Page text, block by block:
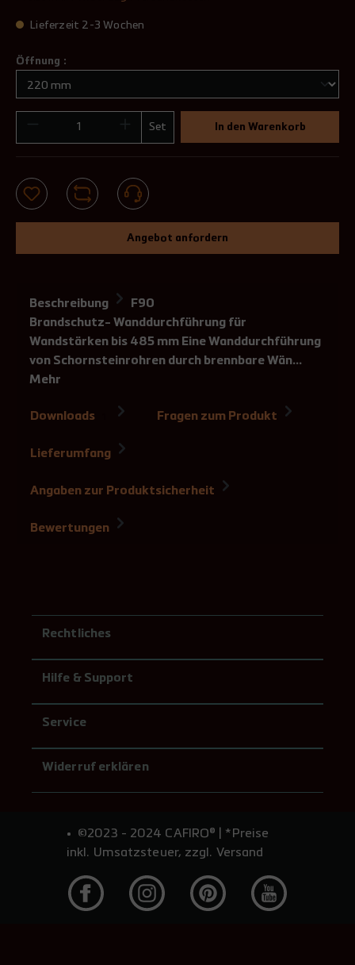
Lieferzeit 2-3 Wochen
Öffnung :
Set In den Warenkorb
Angebot anfordern
Beschreibung
F90
Brandschutz- Wanddurchführung für
Wandstärken bis 485 mm Eine Wanddurchführung
von Schornsteinrohren durch brennbare Wän…
Mehr
Downloads Fragen zum Produkt
Lieferumfang
Angaben zur Produktsicherheit
Bewertungen
Rechtliches
Hilfe & Support
Service
Widerruf erklären
©2023 - 2024 CAFIRO® | *Preise
inkl. Umsatzsteuer, zzgl. Versand